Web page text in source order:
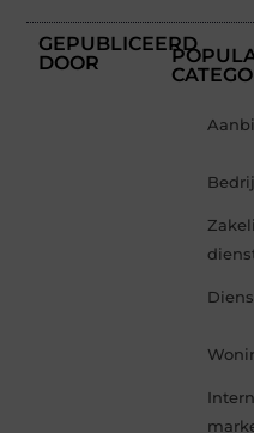
GEPUBLICEERD
DOOR